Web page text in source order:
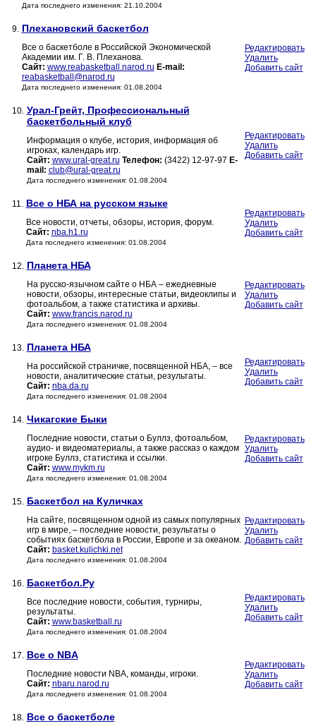
Дата последнего изменения: 21.10.2004
9. Плехановский баскетбол
Все о баскетболе в Российской Экономической
Академии им. Г. В. Плеханова.
Сайт: www.reabasketball.narod.ru E-mail:
reabasketball@narod.ru
Дата последнего изменения: 01.08.2004
Редактировать
Удалить
Добавить сайт
10. Урал-Грейт, Профессиональный
баскетбольный клуб
Информация о клубе, история, информация об
игроках, календарь игр.
Сайт: www.ural-great.ru Телефон: (3422) 12-97-97 E-
mail: club@ural-great.ru
Дата последнего изменения: 01.08.2004
Редактировать
Удалить
Добавить сайт
11. Все о НБА на русском языке
Все новости, отчеты, обзоры, история, форум.
Сайт: nba.h1.ru
Дата последнего изменения: 01.08.2004
Редактировать
Удалить
Добавить сайт
12. Планета НБА
На русско-язычном сайте о НБА – ежедневные
новости, обзоры, интересные статьи, видеоклипы и
фотоальбом, а также статистика и архивы.
Сайт: www.francis.narod.ru
Дата последнего изменения: 01.08.2004
Редактировать
Удалить
Добавить сайт
13. Планета НБА
На российской страничке, посвященной НБА, – все
новости, аналитические статьи, результаты.
Сайт: nba.da.ru
Дата последнего изменения: 01.08.2004
Редактировать
Удалить
Добавить сайт
14. Чикагские Быки
Последние новости, статьи о Буллз, фотоальбом,
аудио- и видеоматериалы, а также рассказ о каждом
игроке Буллз, статистика и ссылки.
Сайт: www.mykm.ru
Дата последнего изменения: 01.08.2004
Редактировать
Удалить
Добавить сайт
15. Баскетбол на Куличках
На сайте, посвященном одной из самых популярных
игр в мире, – последние новости, результаты о
событиях баскетбола в России, Европе и за океаном.
Сайт: basket.kulichki.net
Дата последнего изменения: 01.08.2004
Редактировать
Удалить
Добавить сайт
16. Баскетбол.Ру
Все последние новости, события, турниры,
результаты.
Сайт: www.basketball.ru
Дата последнего изменения: 01.08.2004
Редактировать
Удалить
Добавить сайт
17. Все о NBA
Последние новости NBA, команды, игроки.
Сайт: nbaru.narod.ru
Дата последнего изменения: 01.08.2004
Редактировать
Удалить
Добавить сайт
18. Все о баскетболе